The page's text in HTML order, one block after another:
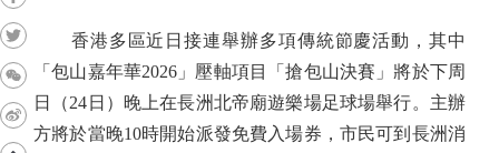
香港多區近日接連舉辦多項傳統節慶活動，其中
「包山嘉年華2026」壓軸項目「搶包山決賽」將於下周
日（24日）晚上在長洲北帝廟遊樂場足球場舉行。主辦
方將於當晚10時開始派發免費入場券，市民可到長洲消